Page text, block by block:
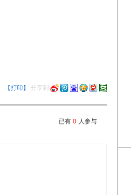
【打印】 分享到
已有 0 人参与